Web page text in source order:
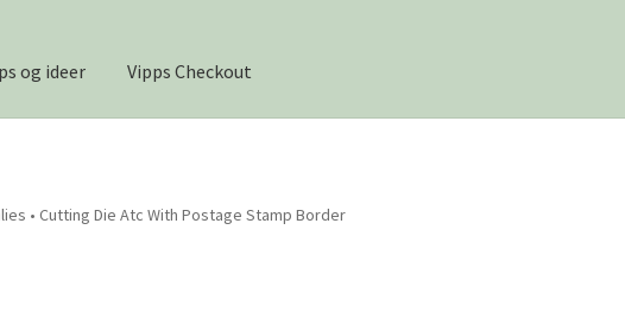
og ideer Vipps Checkout
• Cutting Die Atc With Postage Stamp Border